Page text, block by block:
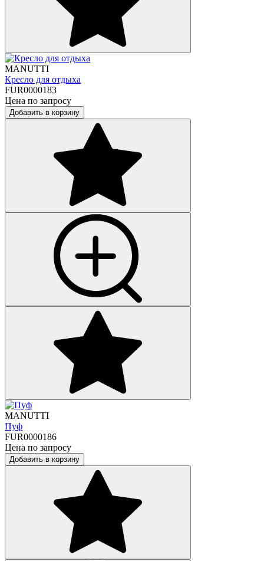
MANUTTI
Кресло для отдыха
FUR0000183
Цена по запросу
Добавить в корзину
MANUTTI
Пуф
FUR0000186
Цена по запросу
Добавить в корзину